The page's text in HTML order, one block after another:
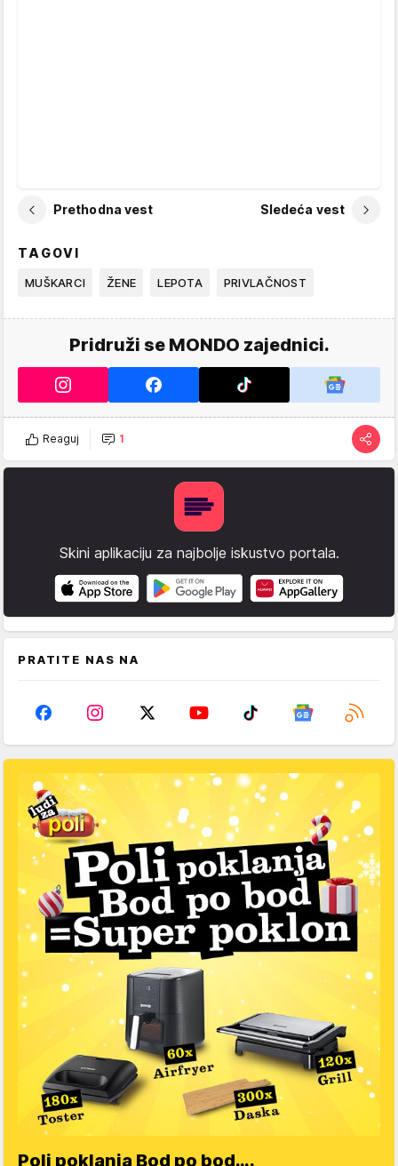
Prethodna vest Sledeća vest
TAGOVI
MUŠKARCI ŽENE LEPOTA PRIVLAČNOST
Pridruži se MONDO zajednici.
Reaguj 1
Skini aplikaciju za najbolje iskustvo portala.
PRATITE NAS NA
Poli poklanja Bod po bod….